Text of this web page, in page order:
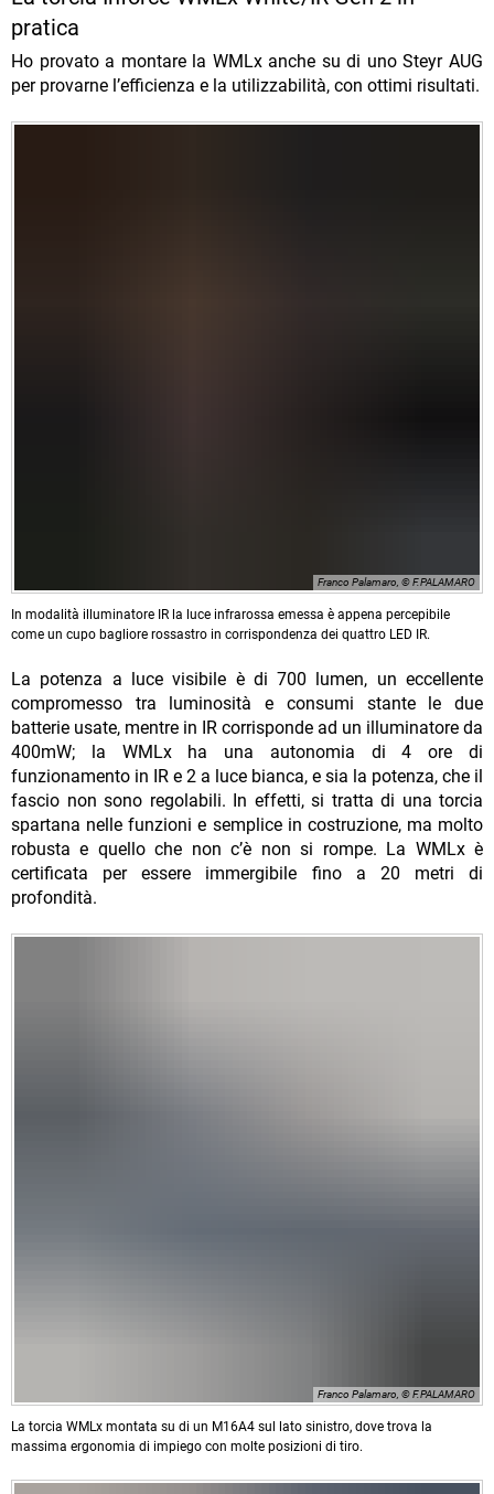
pratica
Ho provato a montare la WMLx anche su di uno Steyr AUG
per provarne l’efficienza e la utilizzabilità, con ottimi risultati.
Franco Palamaro, © F.PALAMARO
In modalità illuminatore IR la luce infrarossa emessa è appena percepibile
come un cupo bagliore rossastro in corrispondenza dei quattro LED IR.
La potenza a luce visibile è di 700 lumen, un eccellente
compromesso tra luminosità e consumi stante le due
batterie usate, mentre in IR corrisponde ad un illuminatore da
400mW; la WMLx ha una autonomia di 4 ore di
funzionamento in IR e 2 a luce bianca, e sia la potenza, che il
fascio non sono regolabili. In effetti, si tratta di una torcia
spartana nelle funzioni e semplice in costruzione, ma molto
robusta e quello che non c’è non si rompe. La WMLx è
certificata per essere immergibile fino a 20 metri di
profondità.
Franco Palamaro, © F.PALAMARO
La torcia WMLx montata su di un M16A4 sul lato sinistro, dove trova la
massima ergonomia di impiego con molte posizioni di tiro.